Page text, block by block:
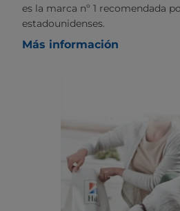
es la marca nº 1 recomendada
estadounidenses.
Más información